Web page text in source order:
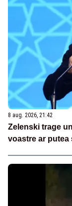
8 aug. 2026, 21:42
Zelenski trage
voastre ar putea